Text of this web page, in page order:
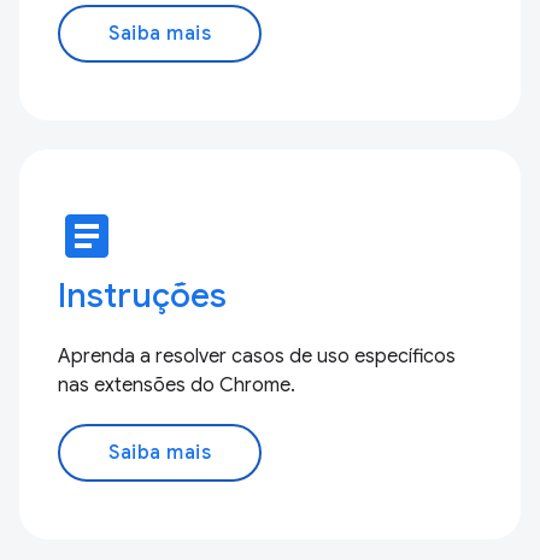
Saiba mais
article
Instruções
Aprenda a resolver casos de uso específicos
nas extensões do Chrome.
Saiba mais